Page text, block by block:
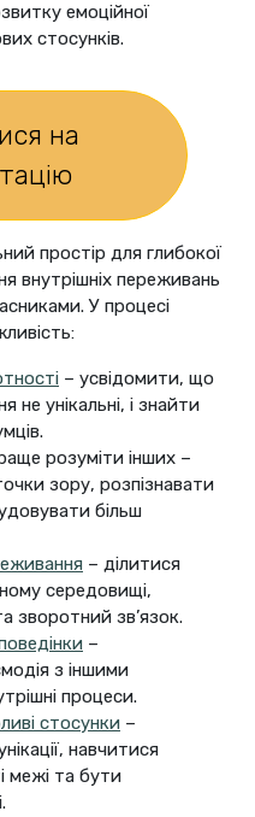
емоційної
стосунків.
на
простір для глибокої
внутрішніх переживань
У процесі
– усвідомити, що
не унікальні, і знайти
розуміти інших –
зору, розпізнавати
більш
– ділитися
середовищі,
зворотний зв’язок.
–
з іншими
процеси.
стосунки –
навчитися
межі та бути